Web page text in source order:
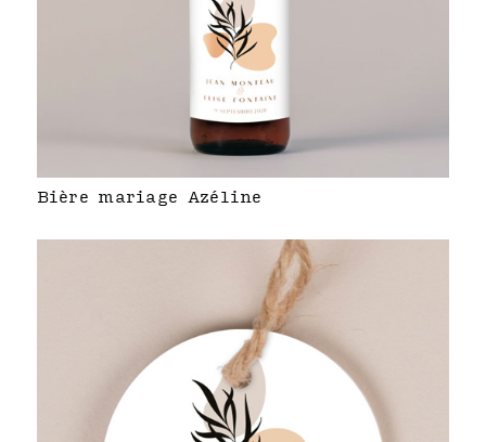
Bière mariage Azéline